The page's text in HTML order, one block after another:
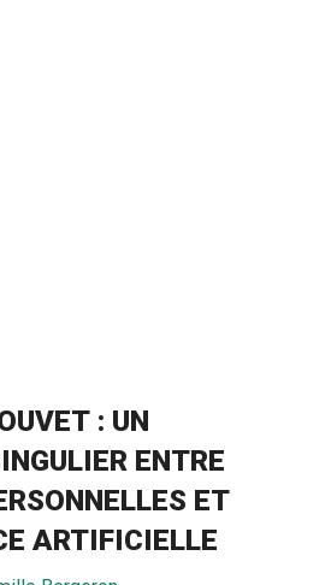
: UN
ENTRE
ET
ARTIFICIELLE